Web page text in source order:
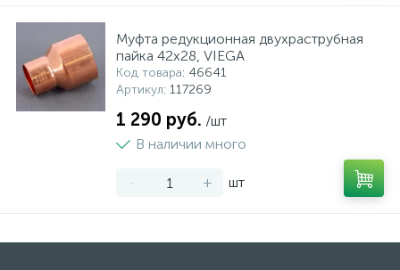
Муфта редукционная двухраструбная
пайка 42х28, VIEGA
Код товара: 46641
Артикул: 117269
1 290 руб. /шт
В наличии много
- + шт